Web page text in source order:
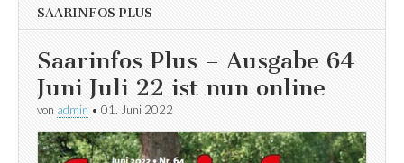
SAARINFOS PLUS
Saarinfos Plus – Ausgabe 64
Juni Juli 22 ist nun online
von admin • 01. Juni 2022